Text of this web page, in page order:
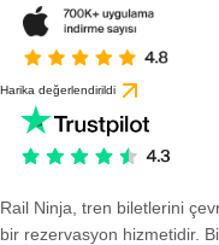
Harika değerlendirildi
Rail Ninja, tren biletlerini
bir rezervasyon hizmetidir.